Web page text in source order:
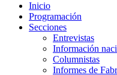
Inicio
Programación
Secciones
Entrevistas
Información
Columnistas
Informes de